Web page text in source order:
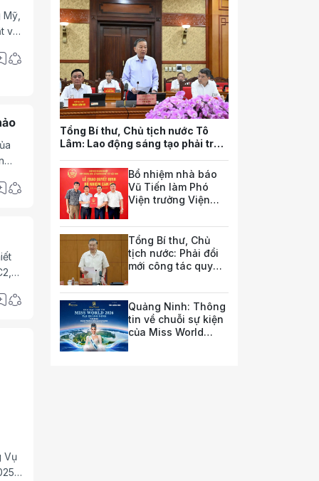
với
Vụ
Tổng Bí thư, Chủ tịch nước Tô
Lâm: Lao động sáng tạo phải trở
của quốc gia trong tương lai
Bổ nhiệm nhà báo
Vũ Tiến làm Phó
Viện trưởng Viện
luật và chính sách
doanh nghiệp
Tổng Bí thư, Chủ
tịch nước: Phải đổi
mới công tác quy
phát triển hạ tầng
Quảng Ninh: Thông
tin về chuỗi sự kiện
của Miss World